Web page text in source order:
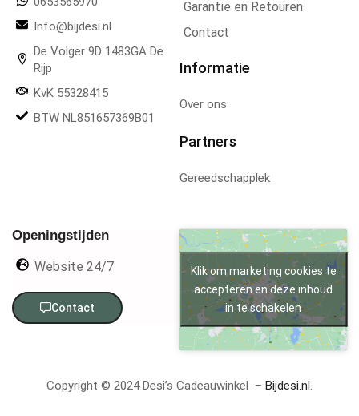
Info@bijdesi.nl
De Volger 9D 1483GA De
Rijp
KvK 55328415
BTW NL851657369B01
Garantie en Retouren
Contact
Informatie
Over ons
Partners
Gereedschapplek
Openingstijden
Website 24/7
Contact
Klik om marketing cookies te
accepteren en deze inhoud
in te schakelen
Copyright © 2024 Desi’s Cadeauwinkel – Bijdesi.nl.